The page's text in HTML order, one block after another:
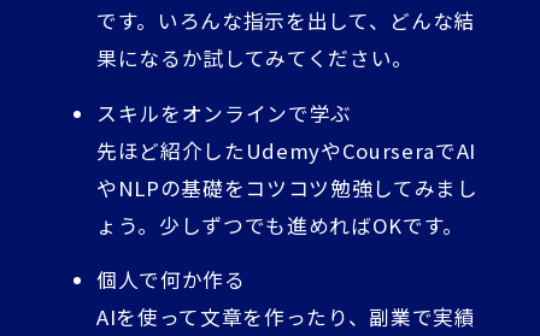
です。いろんな指示を出して、どんな結
果になるか試してみてください。
スキルをオンラインで学ぶ
先ほど紹介したUdemyやCourseraでAI
やNLPの基礎をコツコツ勉強してみまし
ょう。少しずつでも進めればOKです。
個人で何か作る
AIを使って文章を作ったり、副業で実績